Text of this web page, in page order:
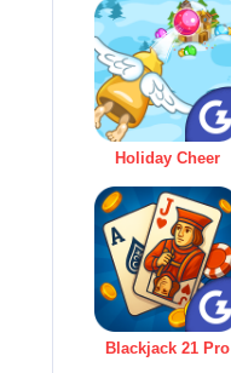
Holiday Cheer
Blackjack 21 Pro